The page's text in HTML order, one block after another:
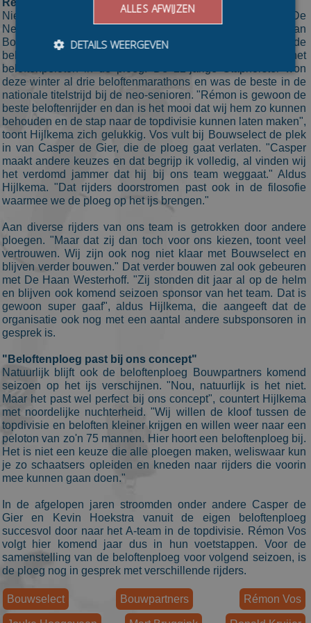
Rémon Vos vervangt Casper de Gier
Nieuw in de topdivisieploeg zal Rémon Vos zijn. De
Nederlands Kampioen bij de neo-senioren stroomt door van
Bouwpartners, de opleidingsploeg van Bouwselect bij de
beloften. Met Vos krijgt Bouwselect een veelwinnaar uit het
beloftenpeloton in de ploeg. De 22-jarige Staphorster won
deze winter al drie beloftenmarathons en was de beste in de
nationale titelstrijd bij de neo-senioren. "Rémon is gewoon de
beste beloftenrijder en dan is het mooi dat wij hem zo kunnen
behouden en de stap naar de topdivisie kunnen laten maken",
toont Hijlkema zich gelukkig. Vos vult bij Bouwselect de plek
in van Casper de Gier, die de ploeg gaat verlaten. "Casper
maakt andere keuzes en dat begrijp ik volledig, al vinden wij
het verdomd jammer dat hij bij ons team weggaat." Aldus
Hijlkema. "Dat rijders doorstromen past ook in de filosofie
waarmee we de ploeg op het ijs brengen."
Aan diverse rijders van ons team is getrokken door andere
ploegen. "Maar dat zij dan toch voor ons kiezen, toont veel
vertrouwen. Wij zijn ook nog niet klaar met Bouwselect en
blijven verder bouwen." Dat verder bouwen zal ook gebeuren
met De Haan Westerhoff. "Zij stonden dit jaar al op de helm
en blijven ook komend seizoen sponsor van het team. Dat is
gewoon super gaaf", aldus Hijlkema, die aangeeft dat de
organisatie ook nog met een aantal andere subsponsoren in
gesprek is.
"Beloftenploeg past bij ons concept"
Natuurlijk blijft ook de beloftenploeg Bouwpartners komend
seizoen op het ijs verschijnen. "Nou, natuurlijk is het niet.
Maar het past wel perfect bij ons concept", countert Hijlkema
met noordelijke nuchterheid. "Wij willen de kloof tussen de
topdivisie en beloften kleiner krijgen en willen weer naar een
peloton van zo'n 75 mannen. Hier hoort een beloftenploeg bij.
Het is niet een keuze die alle ploegen maken, weliswaar kun
je zo schaatsers opleiden en kneden naar rijders die voorin
mee kunnen gaan doen."
In de afgelopen jaren stroomden onder andere Casper de
Gier en Kevin Hoekstra vanuit de eigen beloftenploeg
succesvol door naar het A-team in de topdivisie. Rémon Vos
volgt hier komend jaar dus in hun voetstappen. Voor de
samenstelling van de beloftenploeg voor volgend seizoen, is
de ploeg nog in gesprek met verschillende rijders.
Bouwselect Bouwpartners Rémon Vos
ALLES AFWIJZEN
DETAILS WEERGEVEN
Bezoekersgegevens Gerichte advertenties
Prestatiecookies worden gebruikt om te zien hoe
bezoekers de website gebruiken, bijv. analytische
cookies. Deze cookies kunnen niet worden gebruikt om
een bepaalde bezoeker direct te identificeren.
Naam
Aanbieder/
Domein
Vervaldatum
.schaatspeloton.nl
maand
name is
asssociated
with Google
Universal
Analytics -
which is a
significant
update to
Google's
more
commonly
to
distinguish
unique users
by assigning
a randomly
generated
number as a
client
identifier. It
is included in
each page
visitor,
session and
campaign
data for the
sites
reports. By
default it is
although
this is
customisable
by website